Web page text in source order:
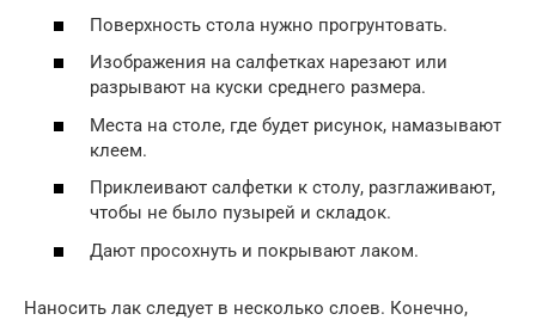
Поверхность стола нужно прогрунтовать.
Изображения на салфетках нарезают или
разрывают на куски среднего размера.
Места на столе, где будет рисунок, намазывают
клеем.
Приклеивают салфетки к столу, разглаживают,
чтобы не было пузырей и складок.
Дают просохнуть и покрывают лаком.
Наносить лак следует в несколько слоев. Конечно,